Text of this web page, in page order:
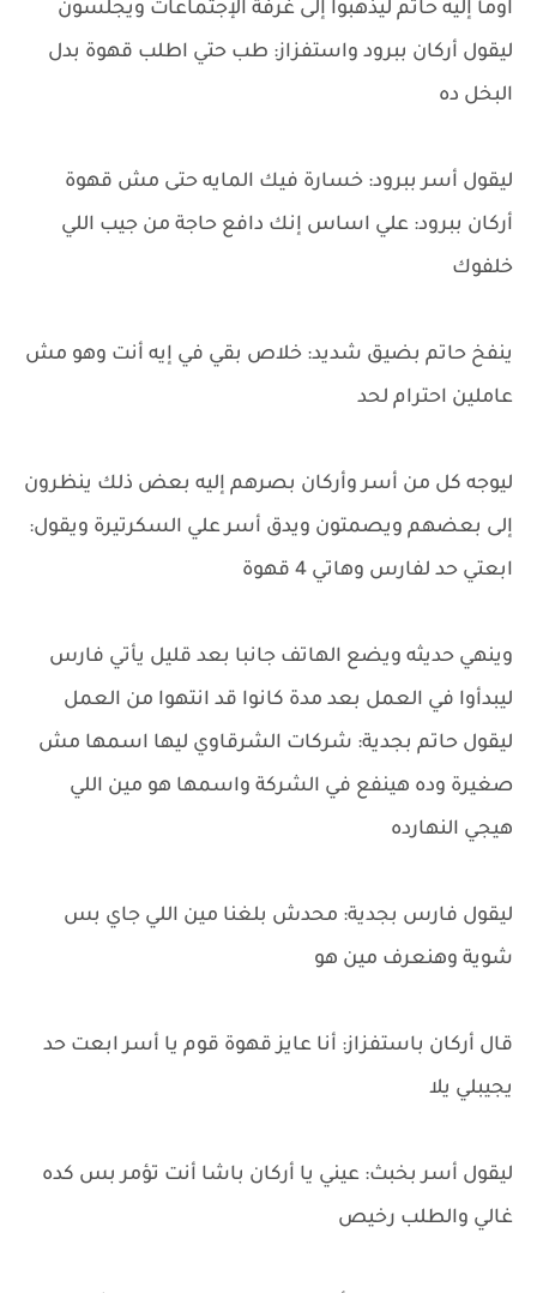
اومأ إليه حاتم ليذهبوا إلى غرفة الإجتماعات ويجلسون
ليقول أركان ببرود واستفزاز: طب حتي اطلب قهوة بدل
البخل ده
ليقول أسر ببرود: خسارة فيك المايه حتى مش قهوة
أركان ببرود: علي اساس إنك دافع حاجة من جيب اللي
خلفوك
ينفخ حاتم بضيق شديد: خلاص بقي في إيه أنت وهو مش
عاملين احترام لحد
ليوجه كل من أسر وأركان بصرهم إليه بعض ذلك ينظرون
إلى بعضهم ويصمتون ويدق أسر علي السكرتيرة ويقول:
ابعتي حد لفارس وهاتي 4 قهوة
وينهي حديثه ويضع الهاتف جانبا بعد قليل يأتي فارس
ليبدأوا في العمل بعد مدة كانوا قد انتهوا من العمل
ليقول حاتم بجدية: شركات الشرقاوي ليها اسمها مش
صغيرة وده هينفع في الشركة واسمها هو مين اللي
هيجي النهارده
ليقول فارس بجدية: محدش بلغنا مين اللي جاي بس
شوية وهنعرف مين هو
قال أركان باستفزاز: أنا عايز قهوة قوم يا أسر ابعت حد
يجيبلي يلا
ليقول أسر بخبث: عيني يا أركان باشا أنت تؤمر بس كده
غالي والطلب رخيص